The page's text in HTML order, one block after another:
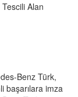
Alan
Benz Türk,
başarılara imza